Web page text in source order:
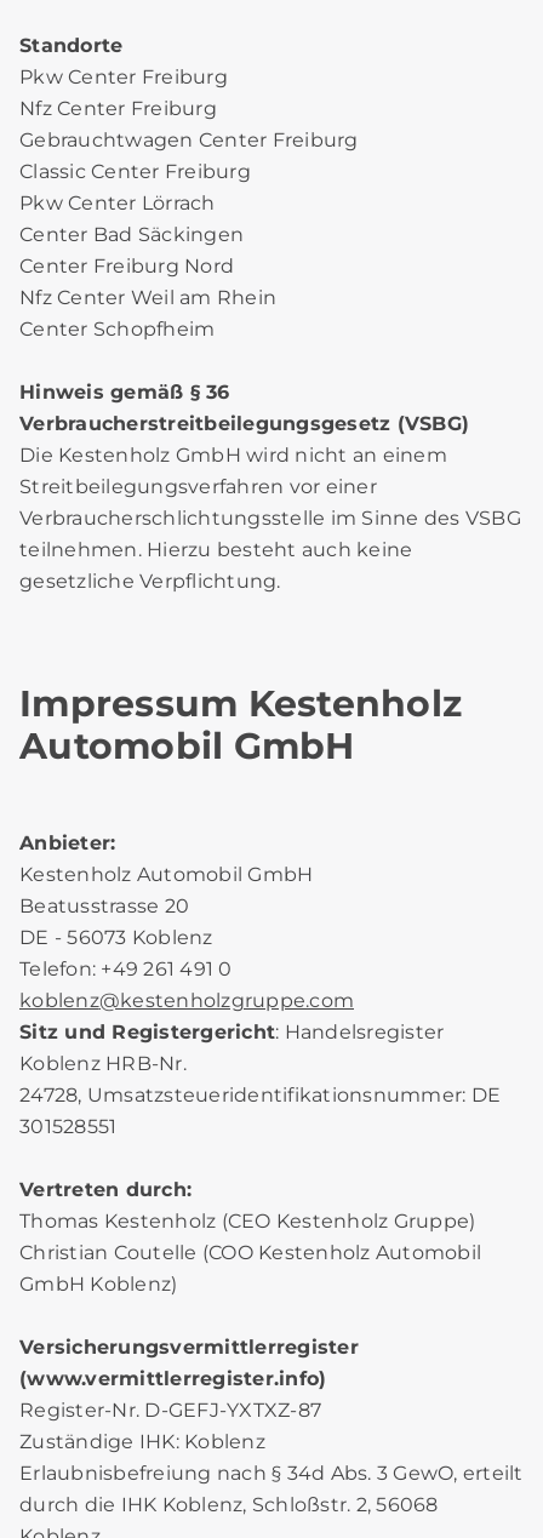
Standorte
Pkw Center Freiburg
Nfz Center Freiburg
Gebrauchtwagen Center Freiburg
Classic Center Freiburg
Pkw Center Lörrach
Center Bad Säckingen
Center Freiburg Nord
Nfz Center Weil am Rhein
Center Schopfheim
Hinweis gemäß § 36
Verbraucherstreitbeilegungsgesetz (VSBG)
Die Kestenholz GmbH wird nicht an einem
Streitbeilegungsverfahren vor einer
Verbraucherschlichtungsstelle im Sinne des VSBG
teilnehmen. Hierzu besteht auch keine
gesetzliche Verpflichtung.
Impressum Kestenholz
Automobil GmbH
Anbieter:
Kestenholz Automobil GmbH
Beatusstrasse 20
DE - 56073 Koblenz
Telefon: +49 261 491 0
koblenz@kestenholzgruppe.com
Sitz und Registergericht: Handelsregister
Koblenz HRB-Nr.
24728, Umsatzsteueridentifikationsnummer: DE
301528551
Vertreten durch:
Thomas Kestenholz (CEO Kestenholz Gruppe)
Christian Coutelle (COO Kestenholz Automobil
GmbH Koblenz)
Versicherungsvermittlerregister
(www.vermittlerregister.info)
Register-Nr. D-GEFJ-YXTXZ-87
Zuständige IHK: Koblenz
Erlaubnisbefreiung nach § 34d Abs. 3 GewO, erteilt
durch die IHK Koblenz, Schloßstr. 2, 56068